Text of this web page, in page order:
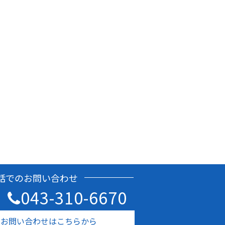
でのお問い合わせ
043-310-6670
問い合わせはこちらから